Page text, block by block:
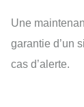
Une
garantie d’un
cas d’alerte.